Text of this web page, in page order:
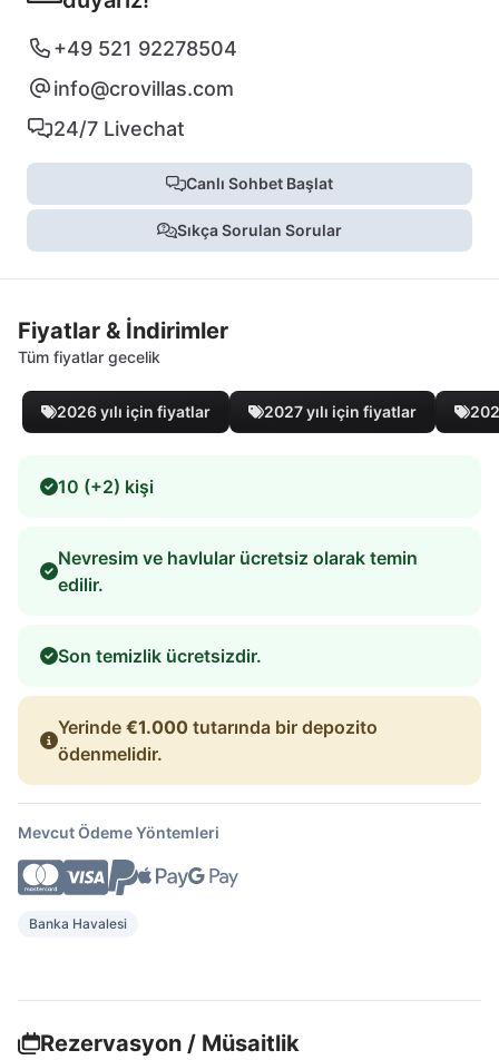
+49 521 92278504
info@crovillas.com
24/7 Livechat
Canlı Sohbet Başlat
Sıkça Sorulan Sorular
Fiyatlar & İndirimler
Tüm fiyatlar gecelik
2026 yılı için fiyatlar 2027 yılı için fiyatlar
10 (+2) kişi
Nevresim ve havlular ücretsiz olarak temin
edilir.
Son temizlik ücretsizdir.
Yerinde €1.000 tutarında bir depozito
ödenmelidir.
Mevcut Ödeme Yöntemleri
Banka Havalesi
Rezervasyon / Müsaitlik